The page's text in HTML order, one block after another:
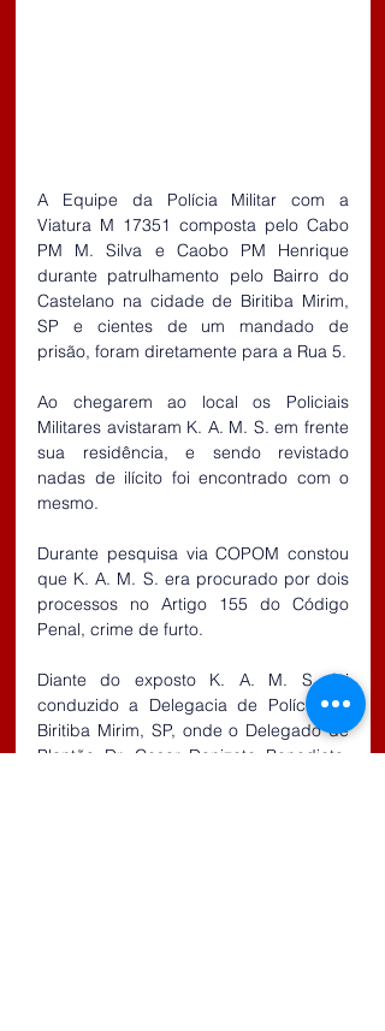
A Equipe da Polícia Militar com a
Viatura M 17351 composta pelo Cabo
PM M. Silva e Caobo PM Henrique
durante patrulhamento pelo Bairro do
Castelano na cidade de Biritiba Mirim,
SP e cientes de um mandado de
prisão, foram diretamente para a Rua 5.
Ao chegarem ao local os Policiais
Militares avistaram K. A. M. S. em frente
sua residência, e sendo revistado
nadas de ilícito foi encontrado com o
mesmo.
Durante pesquisa via COPOM constou
que K. A. M. S. era procurado por dois
processos no Artigo 155 do Código
Penal, crime de furto.
Diante do exposto K. A. M. S. foi
conduzido a Delegacia de Polícia de
Biritiba Mirim, SP, onde o Delegado de
Plantão Dr. Cesar Donizete Benedicto,